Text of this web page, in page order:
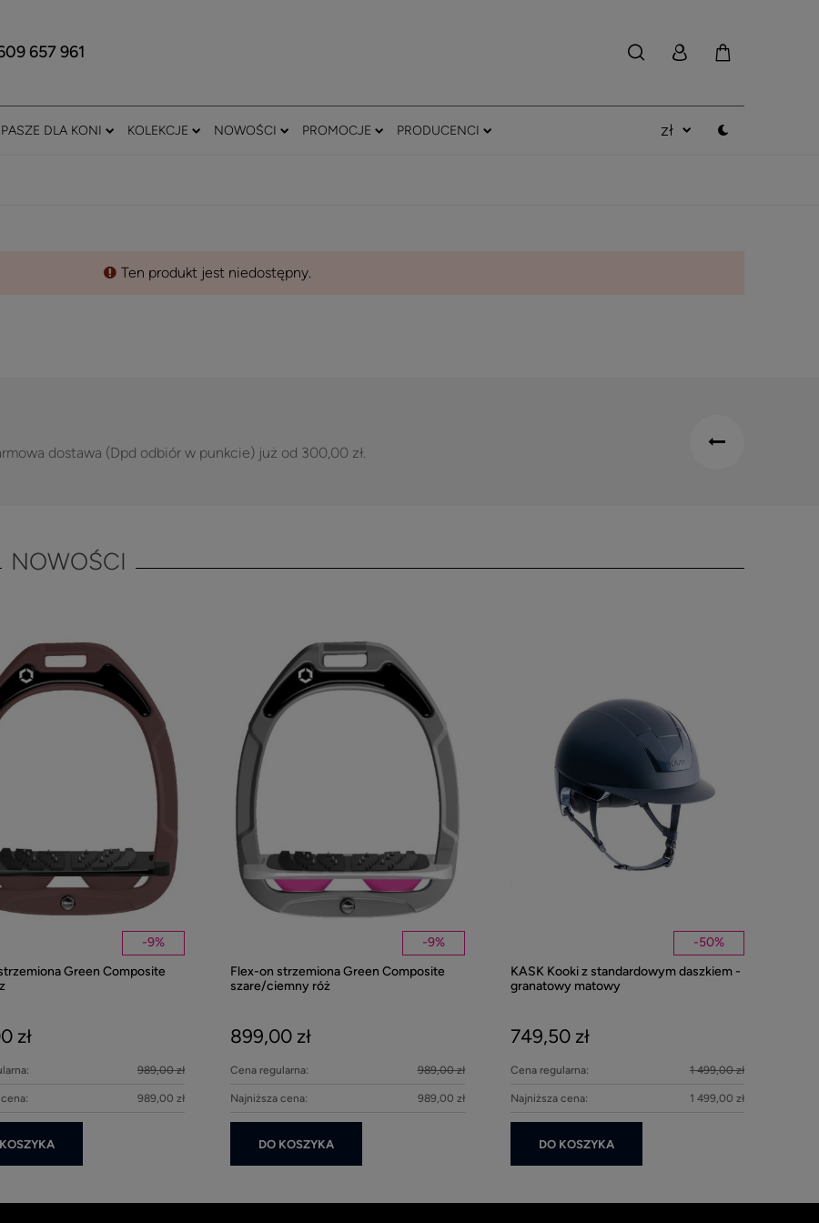
657 961
PASZE DLA KONI KOLEKCJE NOWOŚCI PROMOCJE PRODUCENCI
Ten produkt jest niedostępny.
dostawa (Dpd odbiór w punkcie) już od 300,00 zł.
NOWOŚCI
-9%
Green Composite
zł
989,00 zł
989,00 zł
-9%
Flex-on strzemiona Green Composite
szare/ciemny róż
899,00 zł
Cena regularna: 989,00 zł
Najniższa cena: 989,00 zł
DO KOSZYKA
-50%
KASK Kooki z standardowym daszkiem -
granatowy matowy
749,50 zł
Cena regularna: 1 499,00 zł
Najniższa cena: 1 499,00 zł
DO KOSZYKA